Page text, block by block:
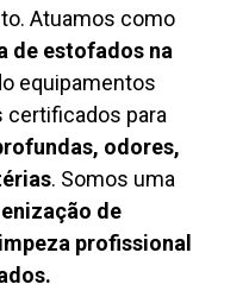
Atuamos como
de estofados na
equipamentos
certificados para
odores,
. Somos uma
de
limpeza profissional